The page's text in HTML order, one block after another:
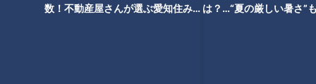
数！不動産屋さんが選ぶ愛知住みた は？…“夏の厳しい暑さ”